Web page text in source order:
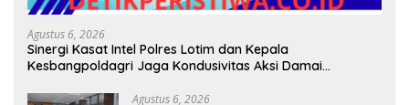
Agustus 6, 2026
Sinergi Kasat Intel Polres Lotim dan Kepala
Kesbangpoldagri Jaga Kondusivitas Aksi Damai
Agustus 6, 2026